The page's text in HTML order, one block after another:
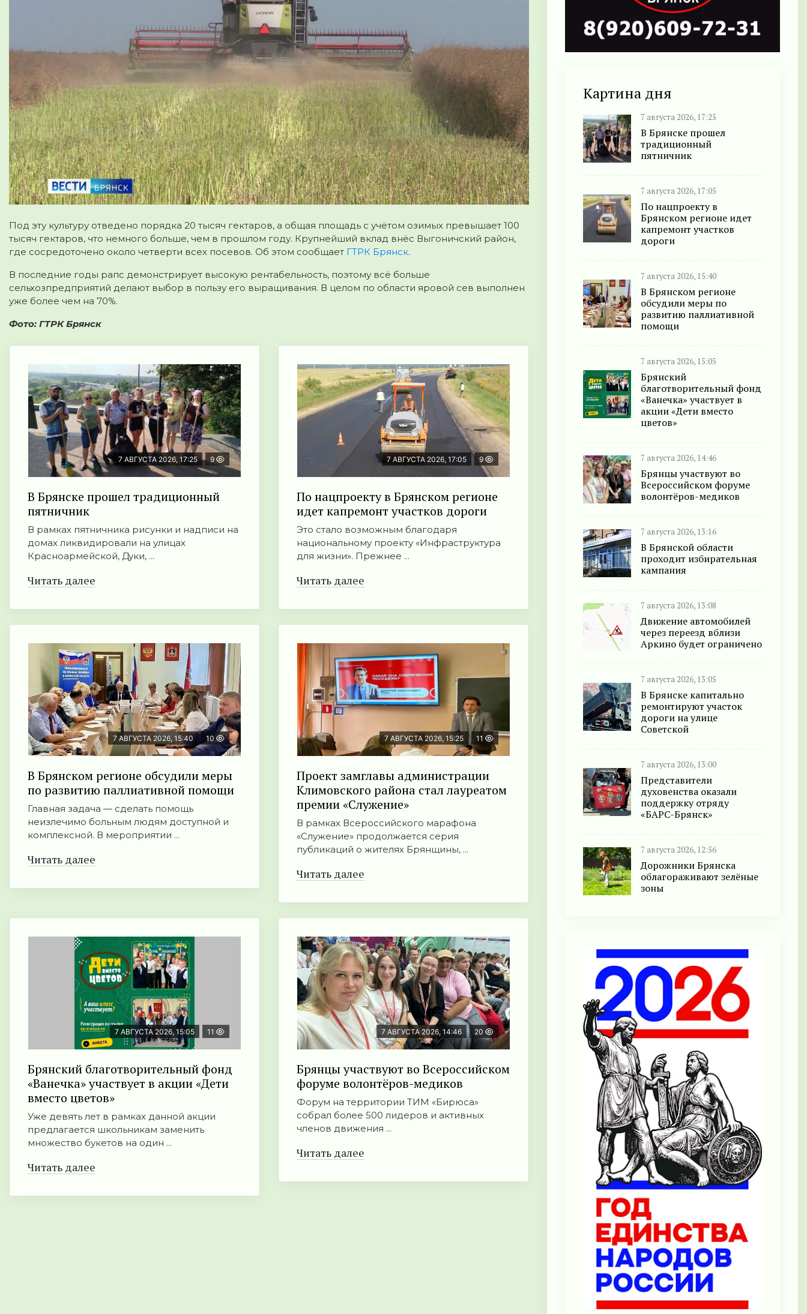
Под эту культуру отведено порядка 20 тысяч гектаров, а общая площадь с учётом озимых превышает 100
тысяч гектаров, что немного больше, чем в прошлом году. Крупнейший вклад внёс Выгоничский район,
где сосредоточено около четверти всех посевов. Об этом сообщает ГТРК Брянск.
В последние годы рапс демонстрирует высокую рентабельность, поэтому всё больше
сельхозпредприятий делают выбор в пользу его выращивания. В целом по области яровой сев выполнен
уже более чем на 70%.
Фото: ГТРК Брянск
7 АВГУСТА 2026, 17:25 9
В Брянске прошел традиционный
пятничник
В рамках пятничника рисунки и надписи на
домах ликвидировали на улицах
Красноармейской, Дуки, ...
Читать далее
7 АВГУСТА 2026, 17:05 9
По нацпроекту в Брянском регионе
идет капремонт участков дороги
Это стало возможным благодаря
национальному проекту «Инфраструктура
для жизни». Прежнее ...
Читать далее
7 АВГУСТА 2026, 15:40 10
В Брянском регионе обсудили меры
по развитию паллиативной помощи
Главная задача — сделать помощь
неизлечимо больным людям доступной и
комплексной. В мероприятии ...
Читать далее
7 АВГУСТА 2026, 15:25 11
Проект замглавы администрации
Климовского района стал лауреатом
премии «Служение»
В рамках Всероссийского марафона
«Служение» продолжается серия
публикаций о жителях Брянщины, ...
Читать далее
7 АВГУСТА 2026, 15:05 11
Брянский благотворительный фонд
«Ванечка» участвует в акции «Дети
вместо цветов»
Уже девять лет в рамках данной акции
предлагается школьникам заменить
множество букетов на один ...
Читать далее
7 АВГУСТА 2026, 14:46 20
Брянцы участвуют во Всероссийском
форуме волонтёров-медиков
Форум на территории ТИМ «Бирюса»
собрал более 500 лидеров и активных
членов движения ...
Читать далее
Картина дня
7 августа 2026, 17:25
В Брянске прошел
традиционный
пятничник
7 августа 2026, 17:05
По нацпроекту в
Брянском регионе идет
капремонт участков
дороги
7 августа 2026, 15:40
В Брянском регионе
обсудили меры по
развитию паллиативной
помощи
7 августа 2026, 15:05
Брянский
благотворительный фонд
«Ванечка» участвует в
акции «Дети вместо
цветов»
7 августа 2026, 14:46
Брянцы участвуют во
Всероссийском форуме
волонтёров-медиков
7 августа 2026, 13:16
В Брянской области
проходит избирательная
кампания
7 августа 2026, 13:08
Движение автомобилей
через переезд вблизи
Аркино будет ограничено
7 августа 2026, 13:05
В Брянске капитально
ремонтируют участок
дороги на улице
Советской
7 августа 2026, 13:00
Представители
духовенства оказали
поддержку отряду
«БАРС-Брянск»
7 августа 2026, 12:56
Дорожники Брянска
облагораживают зелёные
зоны